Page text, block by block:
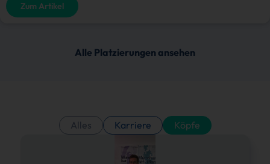
Zum Artikel
Alle Platzierungen ansehen
Alles Karriere Köpfe